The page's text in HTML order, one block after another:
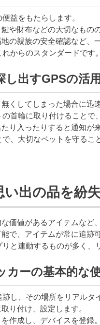
益をもたらします。
や財布などの大切なもの
の親族の安全確認など、
からのスタンダードです。
し出すGPSの活
くしてしまった場合に迅
首輪に取り付けることで
り入ったりすると通知が
、大切なペットを守るこ
出の品を紛
価値があるアイテムなど
で、アイテムが常に追跡
と連動するものが多く、
カーの基本的な
し、その場所をリアルタ
り付け、設定します。
作成し、デバイスを登録。